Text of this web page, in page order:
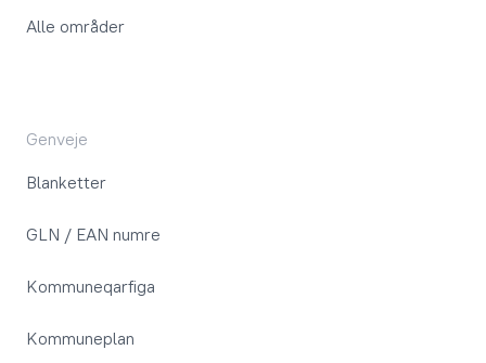
Alle områder
Genveje
Blanketter
GLN / EAN numre
Kommuneqarfiga
Kommuneplan